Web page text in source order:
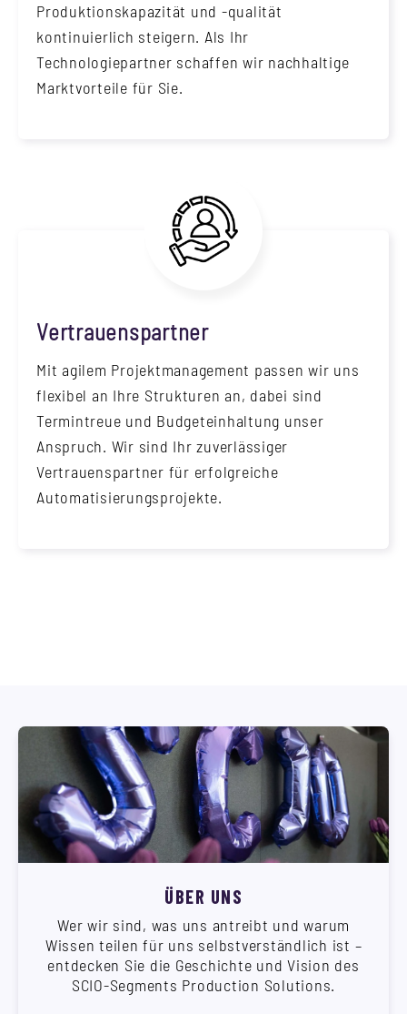
Produktionskapazität und -qualität
kontinuierlich steigern. Als Ihr
Technologiepartner schaffen wir nachhaltige
Marktvorteile für Sie.
Vertrauenspartner
Mit agilem Projektmanagement passen wir uns
flexibel an Ihre Strukturen an, dabei sind
Termintreue und Budgeteinhaltung unser
Anspruch. Wir sind Ihr zuverlässiger
Vertrauenspartner für erfolgreiche
Automatisierungsprojekte.
ÜBER UNS
Wer wir sind, was uns antreibt und warum
Wissen teilen für uns selbstverständlich ist –
entdecken Sie die Geschichte und Vision des
SCIO-Segments Production Solutions.